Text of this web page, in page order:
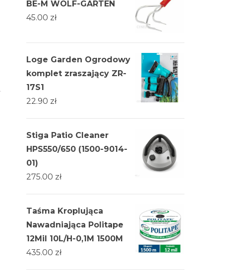
BE-M WOLF-GARTEN
45.00 zł
Loge Garden Ogrodowy
komplet zraszający ZR-
17S1
22.90 zł
Stiga Patio Cleaner
HPS550/650 (1500-9014-
01)
275.00 zł
Taśma Kroplująca
Nawadniająca Politape
12Mil 10L/H-0,1M 1500M
435.00 zł